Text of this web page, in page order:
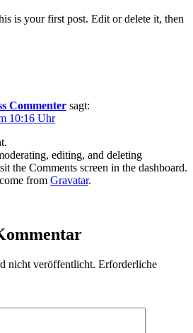
is your first post. Edit or delete it, then
Commenter sagt:
10:16 Uhr
editing, and deleting
the Comments screen in the dashboard.
from Gravatar.
nicht veröffentlicht. Erforderliche